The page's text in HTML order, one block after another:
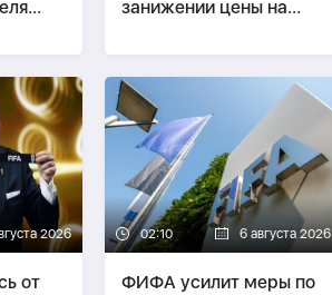
занижении цены на
2026
от
02:10 6 августа 2026
ФИФА усилит меры по